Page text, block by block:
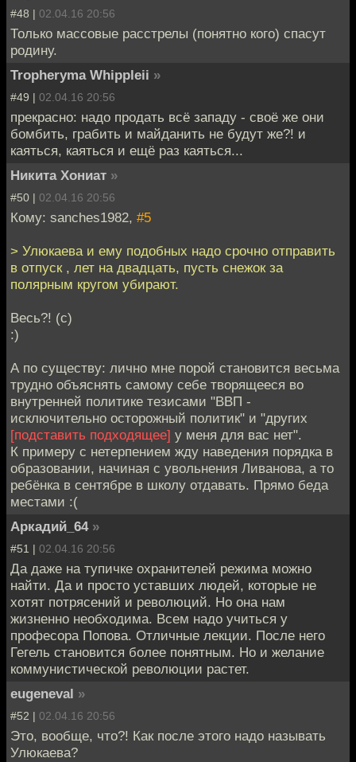
#48 | 02.04.16 20:56
Только массовые расстрелы (понятно кого) спасут
родину.
Tropheryma Whippleii »
#49 | 02.04.16 20:56
прекрасно: надо продать всё западу - своё же они
бомбить, грабить и майданить не будут же?! и
каяться, каяться и ещё раз каяться...
Никита Хониат »
#50 | 02.04.16 20:56
Кому: sanches1982, #5
> Улюкаева и ему подобных надо срочно отправить
в отпуск , лет на двадцать, пусть снежок за
полярным кругом убирают.
Весь?! (с)
:)
А по существу: лично мне порой становится весьма
трудно объяснять самому себе творящееся во
внутренней политике тезисами "ВВП -
исключительно осторожный политик" и "других
[подставить подходящее] у меня для вас нет".
К примеру с нетерпением жду наведения порядка в
образовании, начиная с увольнения Ливанова, а то
ребёнка в сентябре в школу отдавать. Прямо беда
местами :(
Аркадий_64 »
#51 | 02.04.16 20:56
Да даже на тупичке охранителей режима можно
найти. Да и просто уставших людей, которые не
хотят потрясений и революций. Но она нам
жизненно необходима. Всем надо учиться у
професора Попова. Отличные лекции. После него
Гегель становится более понятным. Но и желание
коммунистической революции растет.
eugeneval »
#52 | 02.04.16 20:56
Это, вообще, что?! Как после этого надо называть
Улюкаева?